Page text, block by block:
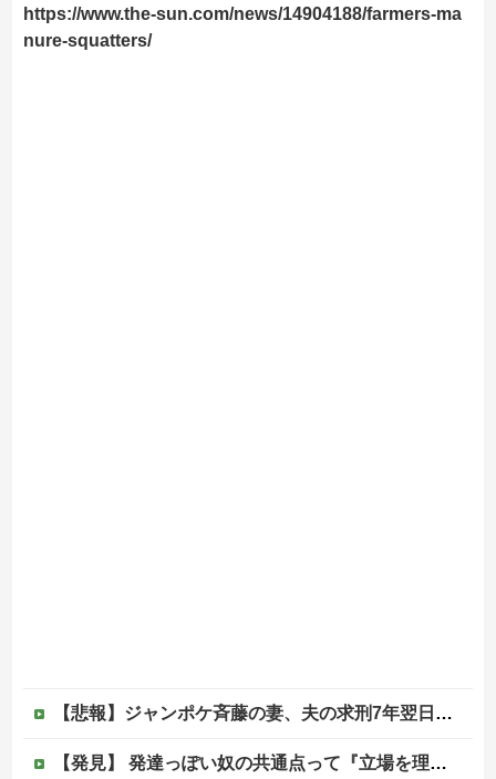
https://www.the-sun.com/news/14904188/farmers-ma
nure-squatters/
【悲報】ジャンポケ斉藤の妻、夫の求刑7年翌日にウキウキでInstagram更新
【発見】 発達っぽい奴の共通点って『立場を理解できない』だよな